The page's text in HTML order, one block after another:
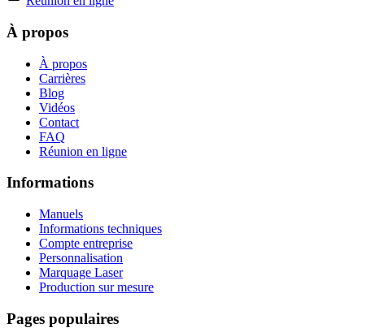
À propos
À propos
Carrières
Blog
Vidéos
Contact
FAQ
Réunion en ligne
Informations
Manuels
Informations techniques
Compte entreprise
Personnalisation
Marquage Laser
Production sur mesure
Pages populaires